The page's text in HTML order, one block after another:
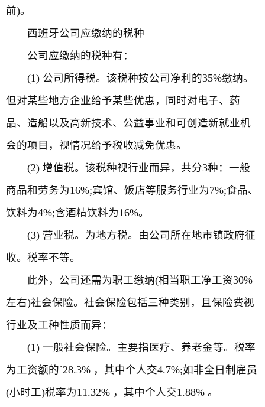
前)。
西班牙公司应缴纳的税种
公司应缴纳的税种有：
(1) 公司所得税。该税种按公司净利的35%缴纳。
但对某些地方企业给予某些优惠，同时对电子、药
品、造船以及高新技术、公益事业和可创造新就业机
会的项目，视情况给予税收减免优惠。
(2) 增值税。该税种视行业而异，共分3种：一般
商品和劳务为16%;宾馆、饭店等服务行业为7%;食品、
饮料为4%;含酒精饮料为16%。
(3) 营业税。为地方税。由公司所在地市镇政府征
收。税率不等。
此外，公司还需为职工缴纳(相当职工净工资30%
左右)社会保险。社会保险包括三种类别，且保险费视
行业及工种性质而异：
(1) 一般社会保险。主要指医疗、养老金等。税率
为工资额的`28.3% ，其中个人交4.7%;如非全日制雇员
(小时工)税率为11.32% ，其中个人交1.88% 。